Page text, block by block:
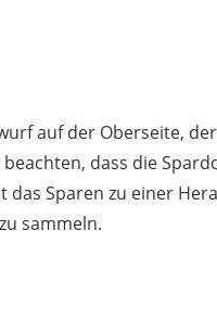
auf der Oberseite,
dass die
das Sparen zu einer
sammeln.